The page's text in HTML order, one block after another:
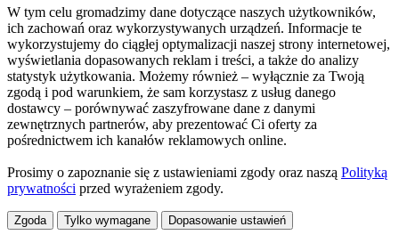
W tym celu gromadzimy dane dotyczące naszych użytkowników,
ich zachowań oraz wykorzystywanych urządzeń. Informacje te
wykorzystujemy do ciągłej optymalizacji naszej strony internetowej,
wyświetlania dopasowanych reklam i treści, a także do analizy
statystyk użytkowania. Możemy również – wyłącznie za Twoją
zgodą i pod warunkiem, że sam korzystasz z usług danego
dostawcy – porównywać zaszyfrowane dane z danymi
zewnętrznych partnerów, aby prezentować Ci oferty za
pośrednictwem ich kanałów reklamowych online.
Prosimy o zapoznanie się z ustawieniami zgody oraz naszą Polityką
prywatności przed wyrażeniem zgody.
Zgoda Tylko wymagane Dopasowanie ustawień